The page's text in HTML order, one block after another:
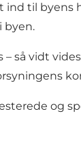
til byens
byen.
så vidt
og